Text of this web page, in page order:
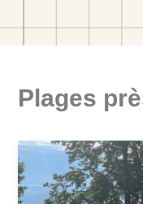
Plages